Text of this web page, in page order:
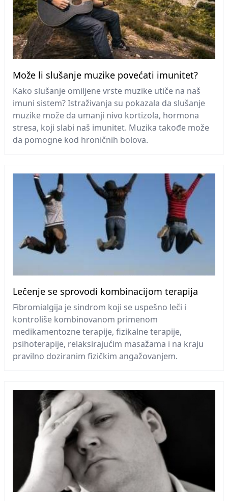
Može li slušanje muzike povećati imunitet?
Kako slušanje omiljene vrste muzike utiče na naš
imuni sistem? Istraživanja su pokazala da slušanje
muzike može da umanji nivo kortizola, hormona
stresa, koji slabi naš imunitet. Muzika takođe može
da pomogne kod hroničnih bolova.
Lečenje se sprovodi kombinacijom terapija
Fibromialgija je sindrom koji se uspešno leči i
kontroliše kombinovanom primenom
medikamentozne terapije, fizikalne terapije,
psihoterapije, relaksirajućim masažama i na kraju
pravilno doziranim fizičkim angažovanjem.